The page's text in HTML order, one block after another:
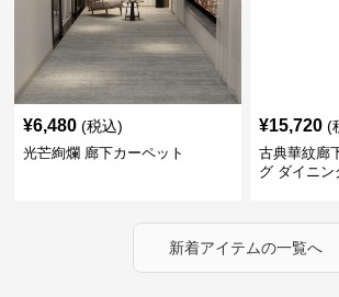
¥6,480 (税込)
光芒絢爛 廊下カーペット
¥15,720 (
古典華紋廊
グ ダイニン
新着アイテムの一覧へ